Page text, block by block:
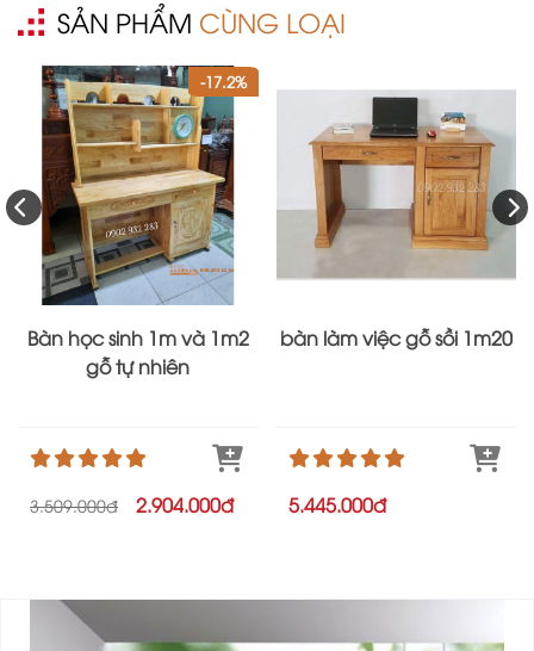
SẢN PHẨM CÙNG LOẠI
-17.2%
Bàn học sinh 1m và 1m2
gỗ tự nhiên
3.509.000đ 2.904.000đ
bàn làm việc gỗ sồi 1m20
5.445.000đ